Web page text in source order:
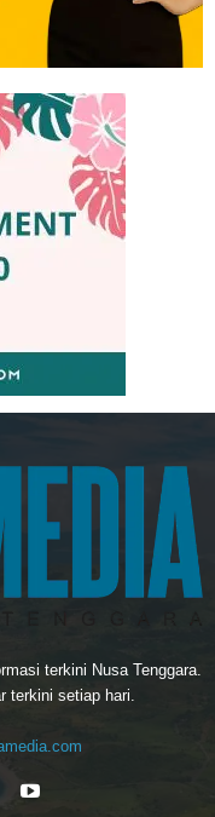
terkini Nusa Tenggara.
terkini setiap hari.